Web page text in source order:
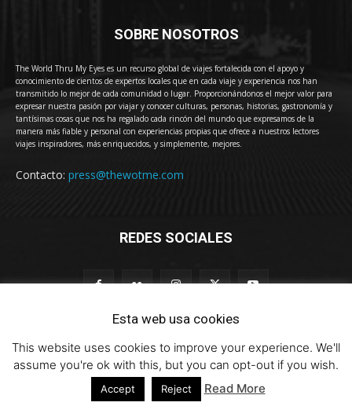
SOBRE NOSOTROS
The World Thru My Eyes es un recurso global de viajes fortalecida con el apoyo y
conocimiento de cientos de expertos locales que en cada viaje y experiencia nos han
transmitido lo mejor de cada comunidad o lugar. Proporcionándonos el mejor valor para
expresar nuestra pasión por viajar y conocer culturas, personas, historias, gastronomía y
tantísimas cosas que nos ha regalado cada rincón del mundo que expresamos de la
manera más fiable y personal con experiencias propias que ofrece a nuestros lectores
viajes inspiradores, más enriquecidos, y simplemente, mejores.
Contacto: press@thewotme.com
REDES SOCIALES
© 2011-2023 The World Thru My Eyes - Travel Magazine (Versión 4.0)
thewotme@TV Sobre Nosotros Contacto
Esta web usa cookies
This website uses cookies to improve your experience. We'll
assume you're ok with this, but you can opt-out if you wish.
Accept Reject Read More